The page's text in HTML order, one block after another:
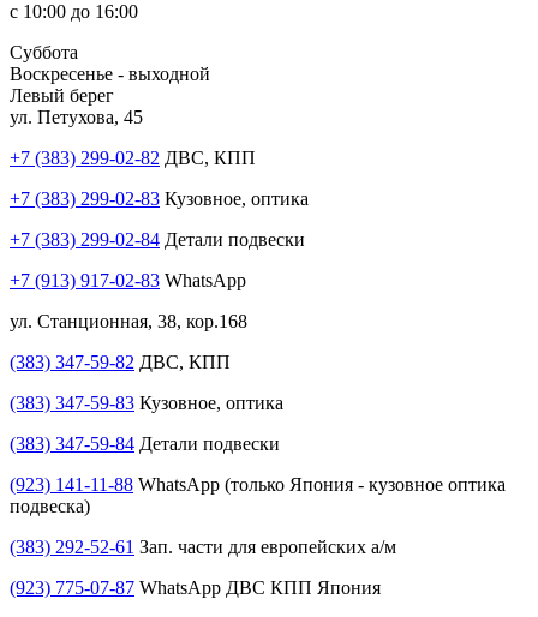
с 10:00 до 16:00
Суббота
Воскресенье - выходной
Левый берег
ул. Петухова, 45
+7 (383) 299-02-82 ДВС, КПП
+7 (383) 299-02-83 Кузовное, оптика
+7 (383) 299-02-84 Детали подвески
+7 (913) 917-02-83 WhatsApp
ул. Станционная, 38, кор.168
(383) 347-59-82 ДВС, КПП
(383) 347-59-83 Кузовное, оптика
(383) 347-59-84 Детали подвески
(923) 141-11-88 WhatsApp (только Япония - кузовное оптика
подвеска)
(383) 292-52-61 Зап. части для европейских а/м
(923) 775-07-87 WhatsApp ДВС КПП Япония